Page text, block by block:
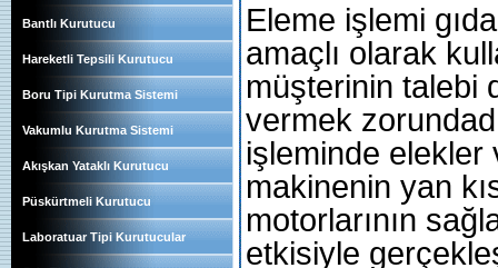
Bantlı Kurutucu
Hareketli Tepsili Kurutucu
Boru Tipi Kurutma Sistemi
Vakumlu Kurutma Sistemi
Akışkan Yataklı Kurutucu
Püskürtmeli Kurutucu
Laboratuar Tipi Kurutucular
Eleme işlemi
amaçlı olarak
müşterinin talebi
vermek
işleminde elekler
makinenin yan
motorlarının
etkisiyle